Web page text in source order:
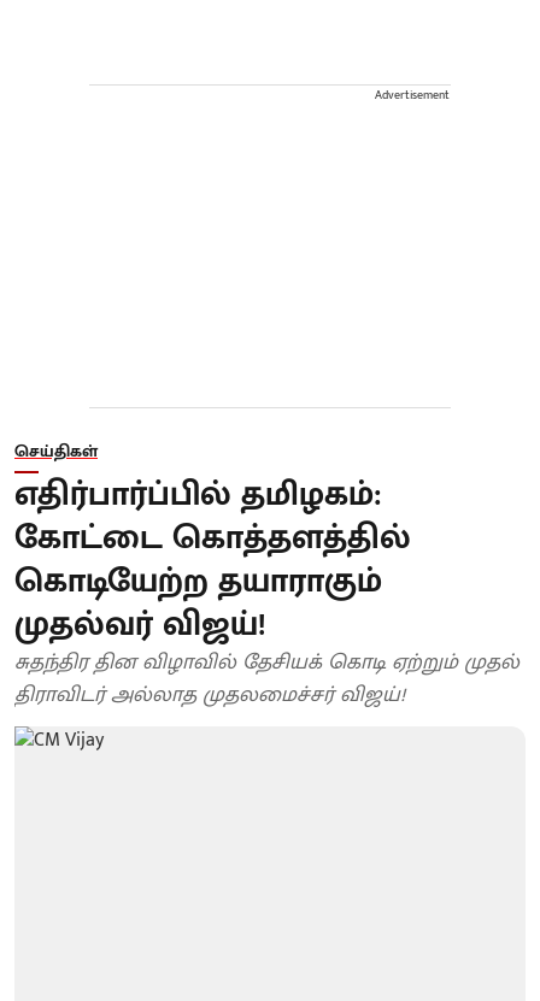
Advertisement
செய்திகள்
எதிர்பார்ப்பில் தமிழகம்:
கோட்டை கொத்தளத்தில்
கொடியேற்ற தயாராகும்
முதல்வர் விஜய்!
சுதந்திர தின விழாவில் தேசியக் கொடி ஏற்றும் முதல்
திராவிடர் அல்லாத முதலமைச்சர் விஜய்!